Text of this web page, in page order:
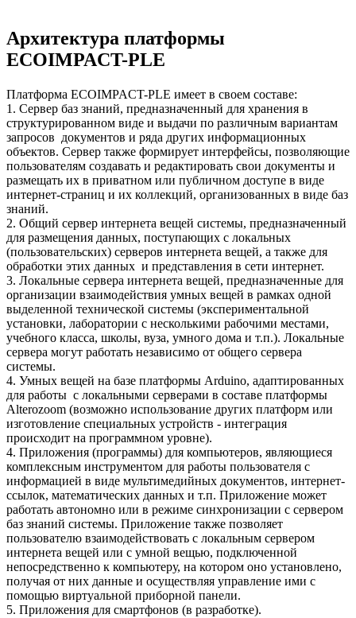
Архитектура платформы
ECOIMPACT-PLE
Платформа ECOIMPACT-PLE имеет в своем составе:
1. Сервер баз знаний, предназначенный для хранения в
структурированном виде и выдачи по различным вариантам
запросов документов и ряда других информационных
объектов. Сервер также формирует интерфейсы, позволяющие
пользователям создавать и редактировать свои документы и
размещать их в приватном или публичном доступе в виде
интернет-страниц и их коллекций, организованных в виде баз
знаний.
2. Общий сервер интернета вещей системы, предназначенный
для размещения данных, поступающих с локальных
(пользовательских) серверов интернета вещей, а также для
обработки этих данных и представления в сети интернет.
3. Локальные сервера интернета вещей, предназначенные для
организации взаимодействия умных вещей в рамках одной
выделенной технической системы (экспериментальной
установки, лаборатории с несколькими рабочими местами,
учебного класса, школы, вуза, умного дома и т.п.). Локальные
сервера могут работать независимо от общего сервера
системы.
4. Умных вещей на базе платформы Arduino, адаптированных
для работы с локальными серверами в составе платформы
Alterozoom (возможно использование других платформ или
изготовление специальных устройств - интеграция
происходит на программном уровне).
4. Приложения (программы) для компьютеров, являющиеся
комплексным инструментом для работы пользователя с
информацией в виде мультимедийных документов, интернет-
ссылок, математических данных и т.п. Приложение может
работать автономно или в режиме синхронизации с сервером
баз знаний системы. Приложение также позволяет
пользователю взаимодействовать с локальным сервером
интернета вещей или с умной вещью, подключенной
непосредственно к компьютеру, на котором оно установлено,
получая от них данные и осуществляя управление ими с
помощью виртуальной приборной панели.
5. Приложения для смартфонов (в разработке).